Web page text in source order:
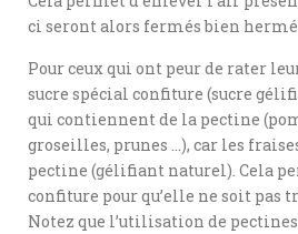
ci seront alors fermés bien
Pour ceux qui ont peur de rater
sucre spécial confiture (sucre
qui contiennent de la pectine
groseilles, prunes …), car les
pectine (gélifiant naturel). Cela
confiture pour qu’elle ne soit pas
Notez que l’utilisation de